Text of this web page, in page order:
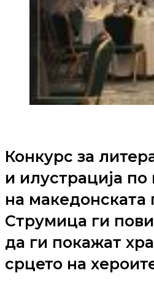
Конкурс за
и илустрација
на македонската
Струмица ги
да ги покажат
срцето на